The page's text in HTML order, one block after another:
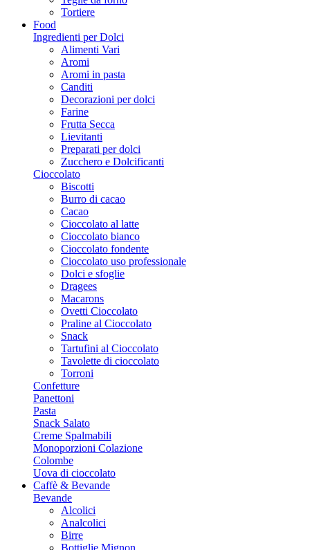
Tortiere
Food
Ingredienti per Dolci
Alimenti Vari
Aromi
Aromi in pasta
Canditi
Decorazioni per dolci
Farine
Frutta Secca
Lievitanti
Preparati per dolci
Zucchero e Dolcificanti
Cioccolato
Biscotti
Burro di cacao
Cacao
Cioccolato al latte
Cioccolato bianco
Cioccolato fondente
Cioccolato uso professionale
Dolci e sfoglie
Dragees
Macarons
Ovetti Cioccolato
Praline al Cioccolato
Snack
Tartufini al Cioccolato
Tavolette di cioccolato
Torroni
Confetture
Panettoni
Pasta
Snack Salato
Creme Spalmabili
Monoporzioni Colazione
Colombe
Uova di cioccolato
Caffè & Bevande
Bevande
Alcolici
Analcolici
Birre
Bottiglie Mignon